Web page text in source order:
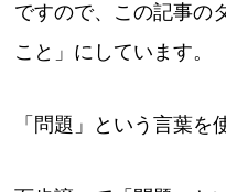
ですので、この記事の
こと」にしています。
「問題」という言葉を